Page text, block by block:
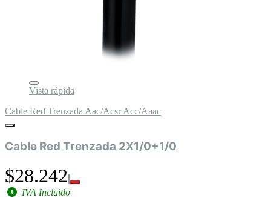
Vista rápida
Cable Red Trenzada Aac/Acsr Acc/Aaac
Cable Red Trenzada 2X1/0+1/0
$28.242
IVA Incluido